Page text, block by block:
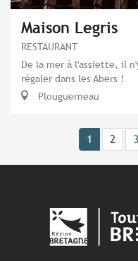
Maison Legris
RESTAURANT
De la mer à l'assiette, il
régaler dans les Abers !
Plouguerneau
1 2 3